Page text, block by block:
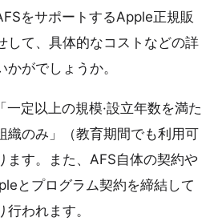
をサポートするApple正規販
して、具体的なコストなどの詳
がでしょうか。
定以上の規模·設立年数を満た
織のみ」（教育期間でも利用可
ます。また、AFS自体の契約や
とプログラム契約を締結して
われます。